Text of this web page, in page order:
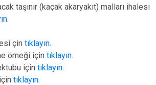
taşınır (kaçak akaryakıt) malları ihalesi
çin tıklayın.
örneği için tıklayın.
için tıklayın.
tıklayın.